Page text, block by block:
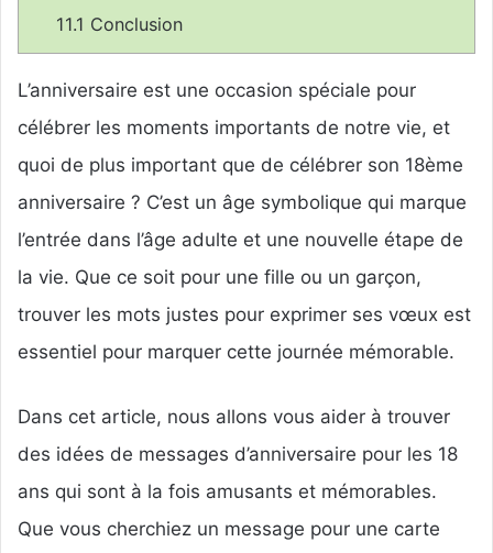
11.1 Conclusion
L’anniversaire est une occasion spéciale pour
célébrer les moments importants de notre vie, et
quoi de plus important que de célébrer son 18ème
anniversaire ? C’est un âge symbolique qui marque
l’entrée dans l’âge adulte et une nouvelle étape de
la vie. Que ce soit pour une fille ou un garçon,
trouver les mots justes pour exprimer ses vœux est
essentiel pour marquer cette journée mémorable.
Dans cet article, nous allons vous aider à trouver
des idées de messages d’anniversaire pour les 18
ans qui sont à la fois amusants et mémorables.
Que vous cherchiez un message pour une carte